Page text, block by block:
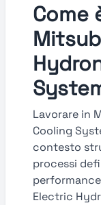
Come
Lavorare in
Cooling
contesto
processi
Electric